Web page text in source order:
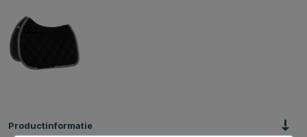
Productinformatie